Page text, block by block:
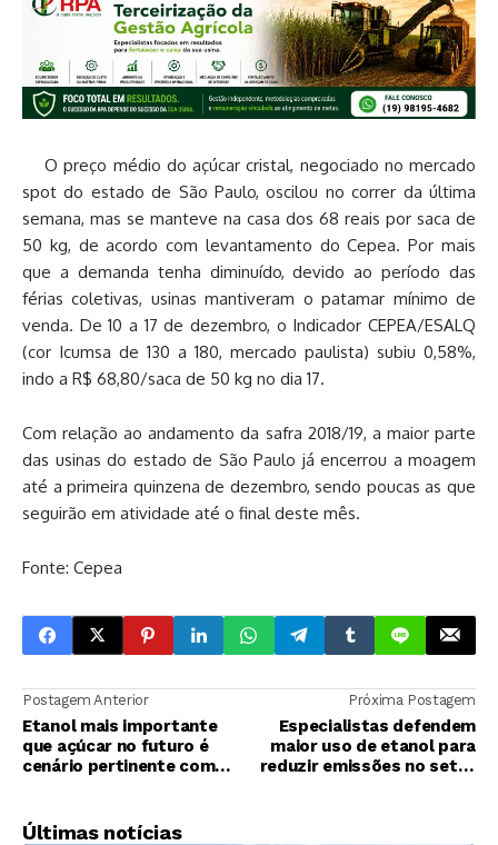
O preço médio do açúcar cristal, negociado no mercado
spot do estado de São Paulo, oscilou no correr da última
semana, mas se manteve na casa dos 68 reais por saca de
50 kg, de acordo com levantamento do Cepea. Por mais
que a demanda tenha diminuído, devido ao período das
férias coletivas, usinas mantiveram o patamar mínimo de
venda. De 10 a 17 de dezembro, o Indicador CEPEA/ESALQ
(cor Icumsa de 130 a 180, mercado paulista) subiu 0,58%,
indo a R$ 68,80/saca de 50 kg no dia 17.
Com relação ao andamento da safra 2018/19, a maior parte
das usinas do estado de São Paulo já encerrou a moagem
até a primeira quinzena de dezembro, sendo poucas as que
seguirão em atividade até o final deste mês.
Fonte: Cepea
Postagem Anterior
Etanol mais importante
que açúcar no futuro é
cenário pertinente com
Próxima Postagem
Especialistas defendem
maior uso de etanol para
reduzir emissões no setor
Últimas notícias